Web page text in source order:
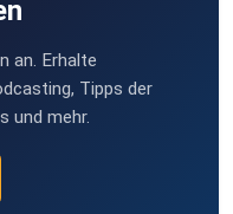
an. Erhalte
Tipps der
und mehr.